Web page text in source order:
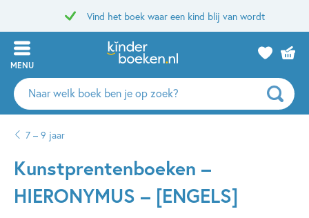
Vind het boek waar een kind blij van wordt
MENU
Zoeken
naar
auteurs
uitgevers
7 – 9 jaar
Kunstprentenboeken –
HIERONYMUS – [ENGELS]